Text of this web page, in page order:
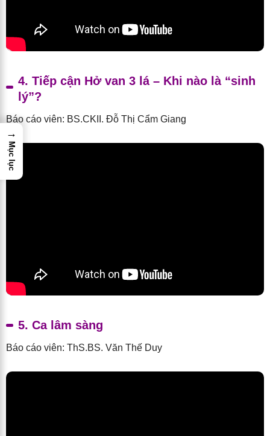
4. Tiếp cận Hở van 3 lá – Khi nào là “sinh
lý”?
Báo cáo viên: BS.CKII. Đỗ Thị Cẩm Giang
5. Ca lâm sàng
Báo cáo viên: ThS.BS. Văn Thế Duy
→
Mục lục